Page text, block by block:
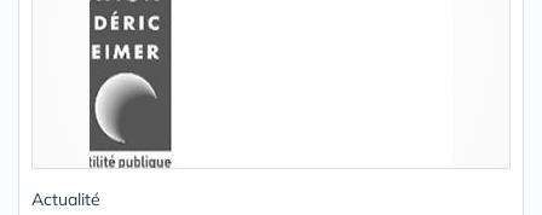
Actualité